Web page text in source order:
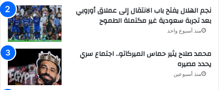
نجم الهلال يفتح باب الانتقال إلى عملاق أوروبي
بعد تجربة سعودية غير مكتملة الطموح
منذ أسبوع واحد
محمد صلاح يثير حماس الميركاتو.. اجتماع سري
يحدد مصيره
منذ أسبوعين